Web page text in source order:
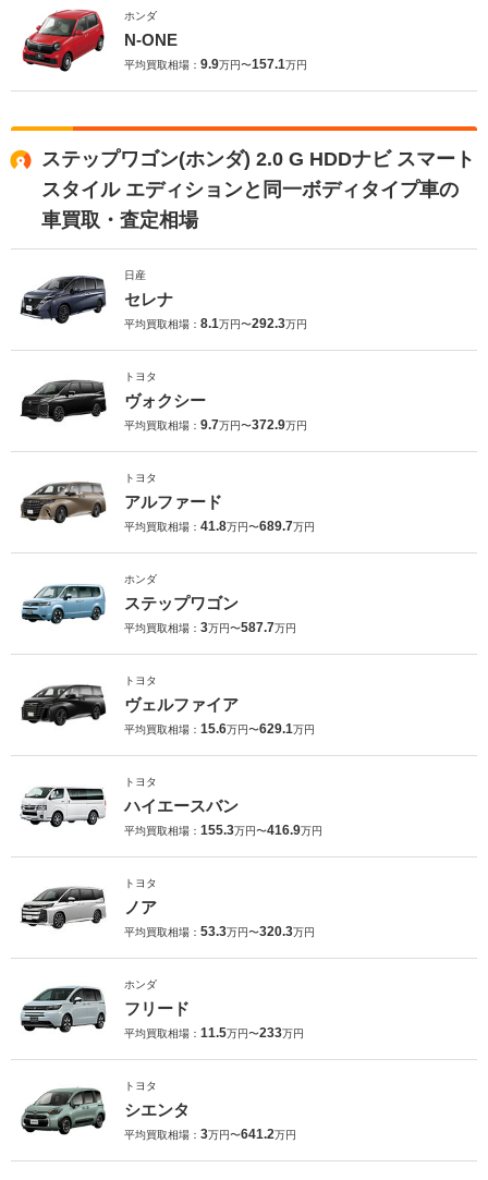
ホンダ
N-ONE
平均買取相場： 9.9万円〜157.1万円
ステップワゴン(ホンダ) 2.0 G HDDナビ スマート
スタイル エディションと同一ボディタイプ車の
車買取・査定相場
日産
セレナ
平均買取相場： 8.1万円〜292.3万円
トヨタ
ヴォクシー
平均買取相場： 9.7万円〜372.9万円
トヨタ
アルファード
平均買取相場： 41.8万円〜689.7万円
ホンダ
ステップワゴン
平均買取相場： 3万円〜587.7万円
トヨタ
ヴェルファイア
平均買取相場： 15.6万円〜629.1万円
トヨタ
ハイエースバン
平均買取相場： 155.3万円〜416.9万円
トヨタ
ノア
平均買取相場： 53.3万円〜320.3万円
ホンダ
フリード
平均買取相場： 11.5万円〜233万円
トヨタ
シエンタ
平均買取相場： 3万円〜641.2万円